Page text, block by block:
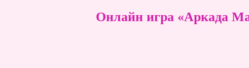
Онлайн игра «Аркада